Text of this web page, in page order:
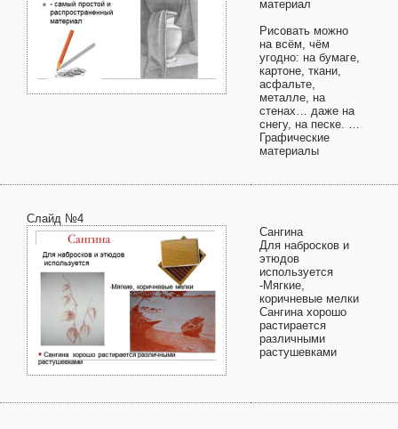
материал
Рисовать можно
на всём, чём
угодно: на бумаге,
картоне, ткани,
асфальте,
металле, на
стенах… даже на
снегу, на песке. …
Графические
материалы
Слайд №4
Сангина
Для набросков и
этюдов
используется
-Мягкие,
коричневые мелки
Сангина хорошо
растирается
различными
растушевками